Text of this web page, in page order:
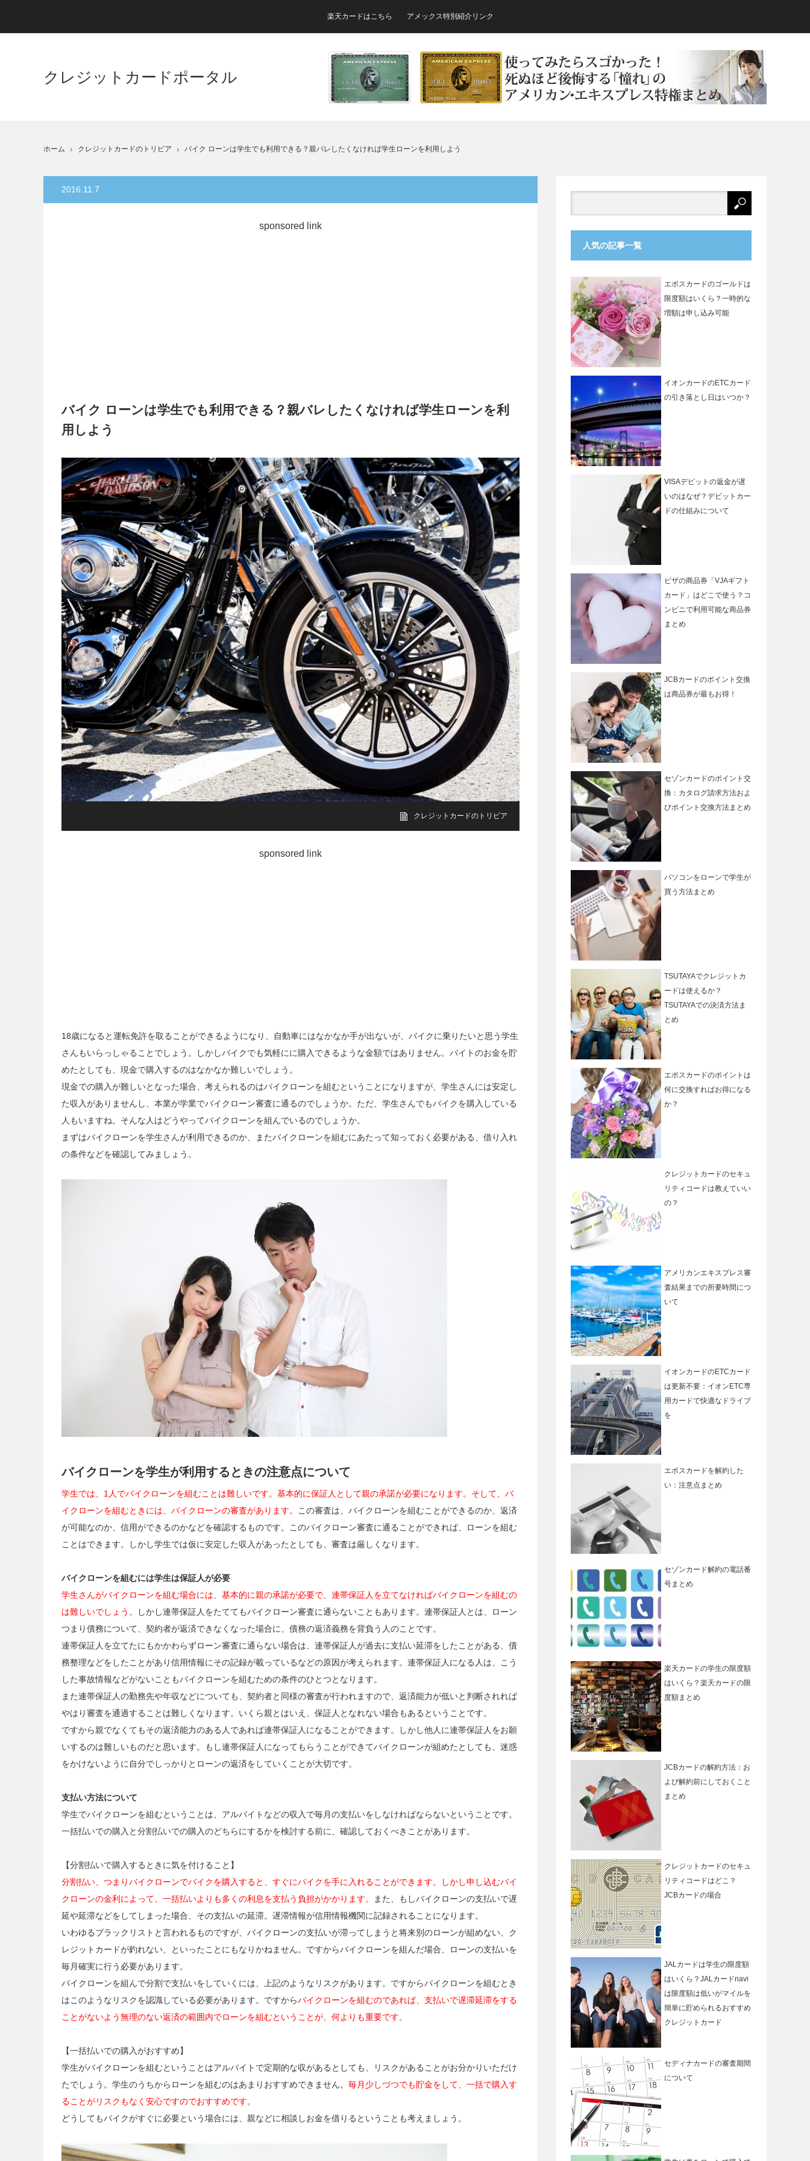
楽天カードはこちら アメックス特別紹介リンク
クレジットカードポータル
ホーム クレジットカードのトリビア バイク ローンは学生でも利用できる？親バレしたくなければ学生ローンを利用しよう
2016.11.7
sponsored link
バイク ローンは学生でも利用できる？親バレしたくなければ学生ローンを利
用しよう
クレジットカードのトリビア
sponsored link
18歳になると運転免許を取ることができるようになり、自動車にはなかなか手が出ないが、バイクに乗りたいと思う学生
さんもいらっしゃることでしょう。しかしバイクでも気軽にに購入できるような金額ではありません。バイトのお金を貯
めたとしても、現金で購入するのはなかなか難しいでしょう。
現金での購入が難しいとなった場合、考えられるのはバイクローンを組むということになりますが、学生さんには安定し
た収入がありませんし、本業が学業でバイクローン審査に通るのでしょうか。ただ、学生さんでもバイクを購入している
人もいますね。そんな人はどうやってバイクローンを組んでいるのでしょうか。
まずはバイクローンを学生さんが利用できるのか、またバイクローンを組むにあたって知っておく必要がある、借り入れ
の条件などを確認してみましょう。
バイクローンを学生が利用するときの注意点について
学生では、1人でバイクローンを組むことは難しいです。基本的に保証人として親の承諾が必要になります。そして、バ
イクローンを組むときには、バイクローンの審査があります。
この審査は、バイクローンを組むことができるのか、返済
が可能なのか、信用ができるのかなどを確認するものです。このバイクローン審査に通ることができれば、ローンを組む
ことはできます。しかし学生では仮に安定した収入があったとしても、審査は厳しくなります。
バイクローンを組むには学生は保証人が必要
学生さんがバイクローンを組む場合には、基本的に親の承諾が必要で、連帯保証人を立てなければバイクローンを組むの
は難しいでしょう。
しかし連帯保証人をたててもバイクローン審査に通らないこともあります。連帯保証人とは、ローン
つまり債務について、契約者が返済できなくなった場合に、債務の返済義務を背負う人のことです。
連帯保証人を立てたにもかかわらずローン審査に通らない場合は、連帯保証人が過去に支払い延滞をしたことがある、債
務整理などをしたことがあり信用情報にその記録が載っているなどの原因が考えられます。連帯保証人になる人は、こう
した事故情報などがないこともバイクローンを組むための条件のひとつとなります。
また連帯保証人の勤務先や年収などについても、契約者と同様の審査が行われますので、返済能力が低いと判断されれば
やはり審査を通過することは難しくなります。いくら親とはいえ、保証人となれない場合もあるということです。
ですから親でなくてもその返済能力のある人であれば連帯保証人になることができます。しかし他人に連帯保証人をお願
いするのは難しいものだと思います。もし連帯保証人になってもらうことができてバイクローンが組めたとしても、迷惑
をかけないように自分でしっかりとローンの返済をしていくことが大切です。
支払い方法について
学生でバイクローンを組むということは、アルバイトなどの収入で毎月の支払いをしなければならないということです。
一括払いでの購入と分割払いでの購入のどちらにするかを検討する前に、確認しておくべきことがあります。
【分割払いで購入するときに気を付けること】
分割払い、つまりバイクローンでバイクを購入すると、すぐにバイクを手に入れることができます。しかし申し込むバイ
クローンの金利によって、一括払いよりも多くの利息を支払う負担がかかります。
また、もしバイクローンの支払いで遅
延や延滞などをしてしまった場合、その支払いの延滞。遅滞情報が信用情報機関に記録されることになります。
いわゆるブラックリストと言われるものですが、バイクローンの支払いが滞ってしまうと将来別のローンが組めない、ク
レジットカードが釣れない、といったことにもなりかねません。ですからバイクローンを組んだ場合、ローンの支払いを
毎月確実に行う必要があります。
バイクローンを組んで分割で支払いをしていくには、上記のようなリスクがあります。ですからバイクローンを組むとき
はこのようなリスクを認識している必要があります。ですからバイクローンを組むのであれば、支払いで遅滞延滞をする
ことがないよう無理のない返済の範囲内でローンを組むということが、何よりも重要です。
【一括払いでの購入がおすすめ】
学生がバイクローンを組むということはアルバイトで定期的な収があるとしても、リスクがあることがお分かりいただけ
たでしょう。学生のうちからローンを組むのはあまりおすすめできません。 毎月少しづつでも貯金をして、一括で購入す
ることがリスクもなく安心ですのでおすすめです。
どうしてもバイクがすぐに必要という場合には、親などに相談しお金を借りるということも考えましょう。
人気の記事一覧
エポスカードのゴールドは
限度額はいくら？一時的な
増額は申し込み可能
イオンカードのETCカード
の引き落とし日はいつか？
VISAデビットの返金が遅
いのはなぜ？デビットカー
ドの仕組みについて
ビザの商品券「VJAギフト
カード」はどこで使う？コ
ンビニで利用可能な商品券
まとめ
JCBカードのポイント交換
は商品券が最もお得！
セゾンカードのポイント交
換：カタログ請求方法およ
びポイント交換方法まとめ
パソコンをローンで学生が
買う方法まとめ
TSUTAYAでクレジットカ
ードは使えるか？
TSUTAYAでの決済方法ま
とめ
エポスカードのポイントは
何に交換すればお得になる
か？
クレジットカードのセキュ
リティコードは教えていい
の？
アメリカンエキスプレス審
査結果までの所要時間につ
いて
イオンカードのETCカード
は更新不要：イオンETC専
用カードで快適なドライブ
を
エポスカードを解約した
い：注意点まとめ
セゾンカード解約の電話番
号まとめ
楽天カードの学生の限度額
はいくら？楽天カードの限
度額まとめ
JCBカードの解約方法：お
よび解約前にしておくこと
まとめ
クレジットカードのセキュ
リティコードはどこ？
JCBカードの場合
JALカードは学生の限度額
はいくら？JALカードnavi
は限度額は低いがマイルを
簡単に貯められるおすすめ
クレジットカード
セディナカードの審査期間
について